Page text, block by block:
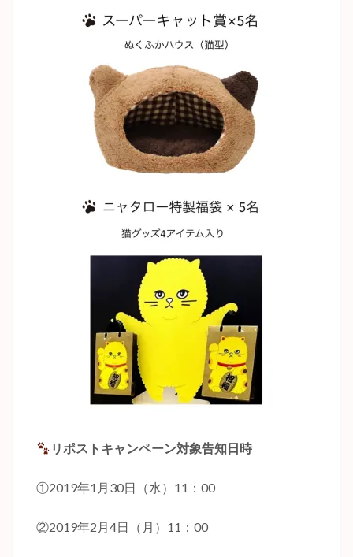
リポストキャンペーン対象告知日時
①2019年1月30日（水）11：00
②2019年2月4日（月）11：00